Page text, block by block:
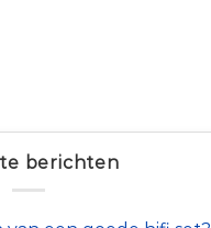
berichten